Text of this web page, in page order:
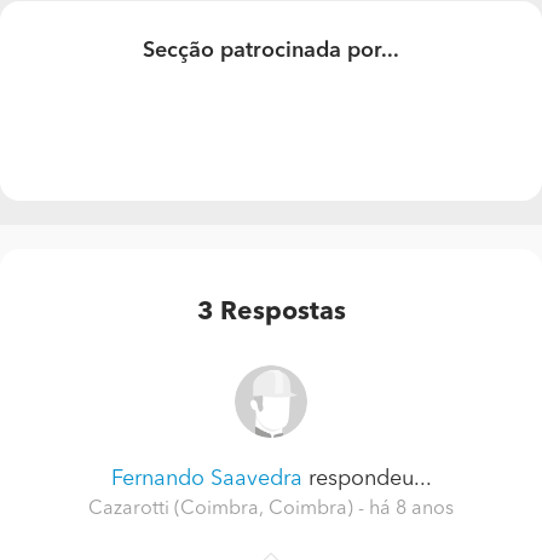
Secção patrocinada por...
3 Respostas
Fernando Saavedra respondeu...
Cazarotti (Coimbra, Coimbra) - há 8 anos